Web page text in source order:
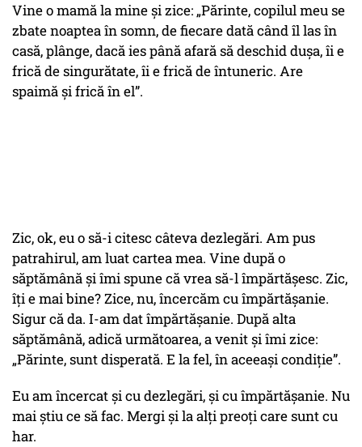
Vine o mamă la mine și zice: „Părinte, copilul meu se
zbate noaptea în somn, de fiecare dată când îl las în
casă, plânge, dacă ies până afară să deschid dușa, îi e
frică de singurătate, îi e frică de întuneric. Are
spaimă și frică în el”.
Zic, ok, eu o să-i citesc câteva dezlegări. Am pus
patrahirul, am luat cartea mea. Vine după o
săptămână și îmi spune că vrea să-l împărtășesc. Zic,
îți e mai bine? Zice, nu, încercăm cu împărtășanie.
Sigur că da. I-am dat împărtășanie. După alta
săptămână, adică următoarea, a venit și îmi zice:
„Părinte, sunt disperată. E la fel, în aceeași condiție”.
Eu am încercat și cu dezlegări, și cu împărtășanie. Nu
mai știu ce să fac. Mergi și la alți preoți care sunt cu
har.